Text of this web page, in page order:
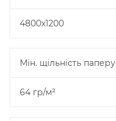
4800x1200
Мін. щільність паперу
64 гр/м²